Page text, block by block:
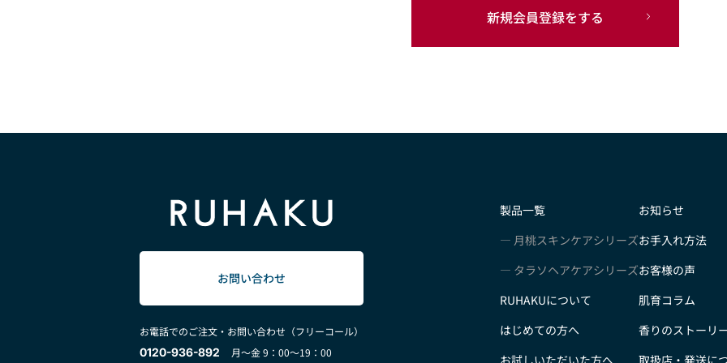
新規会員登録をする
お問い合わせ
お電話でのご注文・お問い合わせ（フリーコール）
0120-936-892
月～金 9：00～19：00
製品一覧
月桃スキンケアシリーズ
タラソヘアケアシリーズ
RUHAKUについて
はじめての方へ
お試しいただいた方へ
お知らせ
お手入れ方法
お客様の声
肌育コラム
香りのストーリ
取扱店・発送に